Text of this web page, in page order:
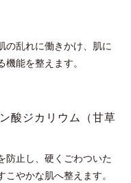
乱れに働きかけ、 肌に
能を整えます。
酸ジカリウム （甘草
防止し、硬くごわついた
こやかな肌へ整えます。